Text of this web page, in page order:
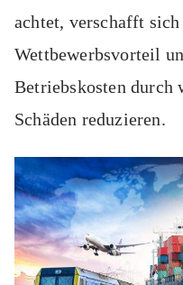
achtet, verschafft
Wettbewerbsvorteil
Betriebskosten durch
Schäden reduzieren.